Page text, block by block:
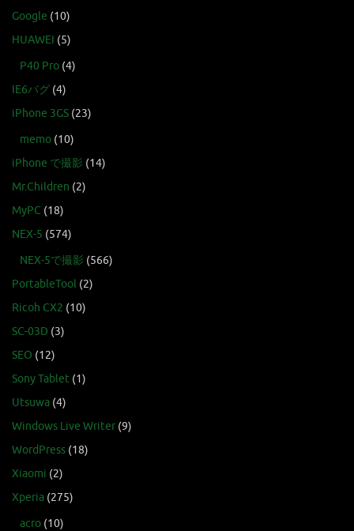
Google (10)
HUAWEI (5)
P40 Pro (4)
IE6バグ (4)
iPhone 3GS (23)
memo (10)
iPhone で撮影 (14)
Mr.Children (2)
MyPC (18)
NEX-5 (574)
NEX-5で撮影 (566)
PortableTool (2)
Ricoh CX2 (10)
SC-03D (3)
SEO (12)
Sony Tablet (1)
Utsuwa (4)
Windows Live Writer (9)
WordPress (18)
Xiaomi (2)
Xperia (275)
acro (10)